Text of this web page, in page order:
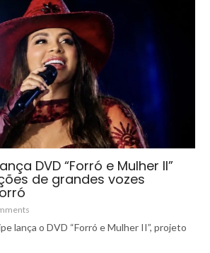
DVD “Forró e Mulher II”
de grandes vozes
lança o DVD “Forró e Mulher II”, projeto